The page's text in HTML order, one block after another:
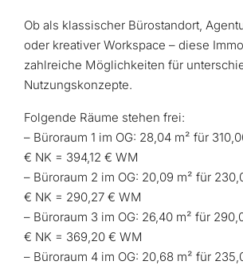
Ob als klassischer Bürostandort,
oder kreativer Workspace – diese
zahlreiche Möglichkeiten für
Nutzungskonzepte.
Folgende Räume stehen frei:
– Büroraum 1 im OG: 28,04 m² für
€ NK = 394,12 € WM
– Büroraum 2 im OG: 20,09 m² für
€ NK = 290,27 € WM
– Büroraum 3 im OG: 26,40 m² für
€ NK = 369,20 € WM
– Büroraum 4 im OG: 20,68 m² für